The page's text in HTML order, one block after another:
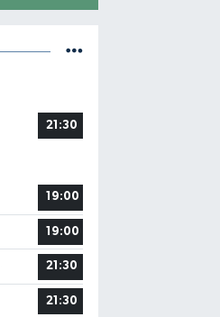
21:30
19:00
19:00
21:30
21:30